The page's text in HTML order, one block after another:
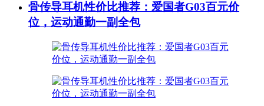
骨传导耳机性价比推荐：爱国者G03百元价
位，运动通勤一副全包